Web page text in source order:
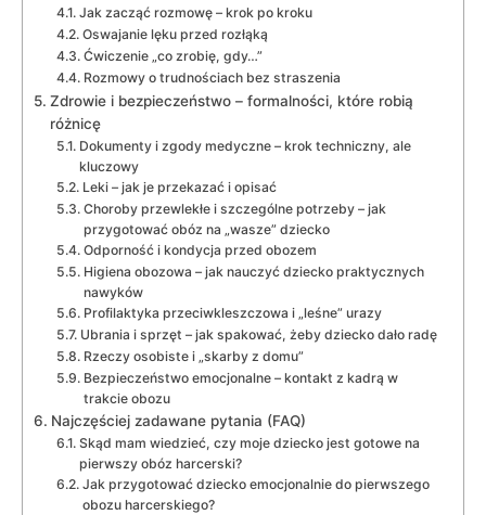
Jak zacząć rozmowę – krok po kroku
Oswajanie lęku przed rozłąką
Ćwiczenie „co zrobię, gdy…”
Rozmowy o trudnościach bez straszenia
Zdrowie i bezpieczeństwo – formalności, które robią
różnicę
Dokumenty i zgody medyczne – krok techniczny, ale
kluczowy
Leki – jak je przekazać i opisać
Choroby przewlekłe i szczególne potrzeby – jak
przygotować obóz na „wasze” dziecko
Odporność i kondycja przed obozem
Higiena obozowa – jak nauczyć dziecko praktycznych
nawyków
Profilaktyka przeciwkleszczowa i „leśne” urazy
Ubrania i sprzęt – jak spakować, żeby dziecko dało radę
Rzeczy osobiste i „skarby z domu”
Bezpieczeństwo emocjonalne – kontakt z kadrą w
trakcie obozu
Najczęściej zadawane pytania (FAQ)
Skąd mam wiedzieć, czy moje dziecko jest gotowe na
pierwszy obóz harcerski?
Jak przygotować dziecko emocjonalnie do pierwszego
obozu harcerskiego?